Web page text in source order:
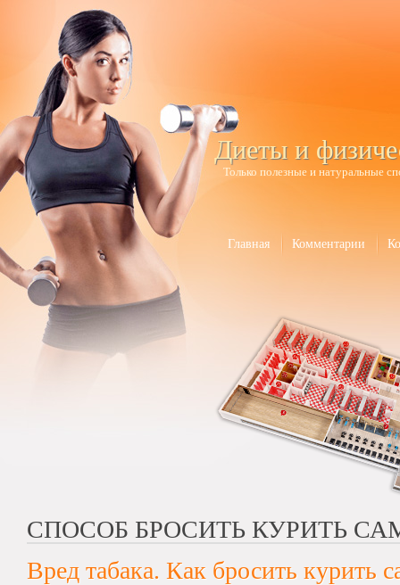
Диеты и
Только полезные и натуральные
Главная Комментарии
СПОСОБ БРОСИТЬ КУРИТЬ
Вред табака. Как бросить курить